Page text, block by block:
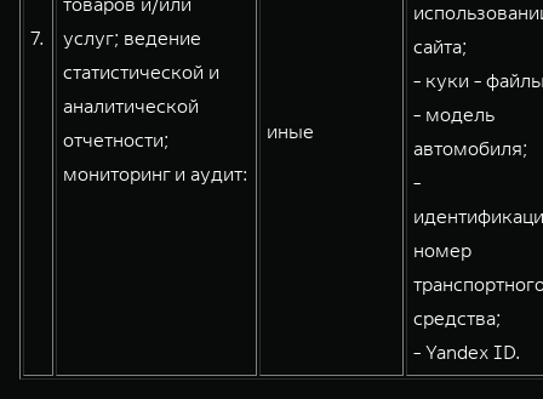
7.
услуг; ведение
статистической и
аналитической
отчетности;
мониторинг и аудит:
иные
сайта;
- куки -
- модель
автомобиля;
-
номер
средства;
- Yandex ID.